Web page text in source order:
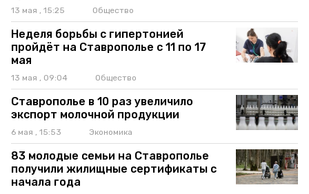
13 мая , 15:25 Общество
Неделя борьбы с гипертонией
пройдёт на Ставрополье с 11 по 17
мая
13 мая , 09:04 Общество
Ставрополье в 10 раз увеличило
экспорт молочной продукции
6 мая , 15:53 Экономика
83 молодые семьи на Ставрополье
получили жилищные сертификаты с
начала года